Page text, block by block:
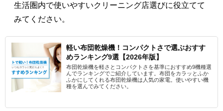
生活圏内で使いやすいクリーニング店選びに役立てて
みてください。
軽い布団乾燥機！コンパクトさで選ぶおすす
めランキング9選【2026年版】
布団乾燥機を軽さとコンパクトさを基準におすすめ9機種選
んでランキングでご紹介しています。布団をカラッとふか
ふかにしてくれる布団乾燥機は人気の家電。使いやすい機
種を選んでみてください。